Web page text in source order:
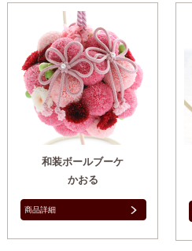
和装ボールブーケ
かおる
商品詳細